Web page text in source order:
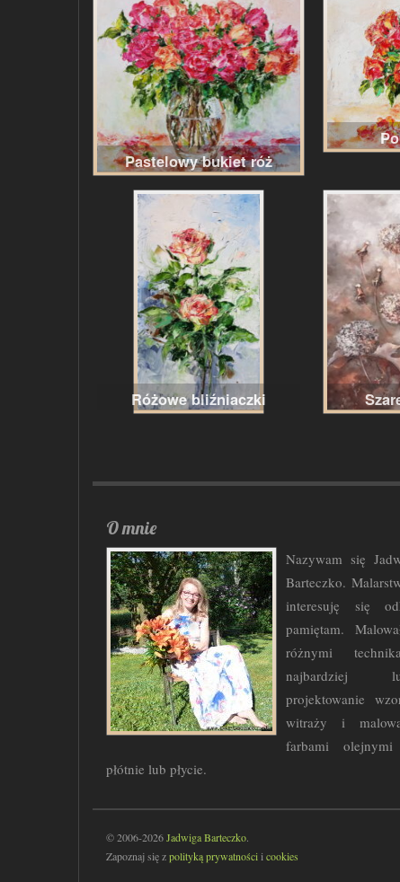
Pastelowy bukiet róż
Różowe bliźniaczki
O mnie
Nazywam się
Barteczko.
interesuję się
pamiętam.
różnymi
najbardziej
projektowanie
witraży i
farbami
płótnie lub płycie.
© 2006-2026Jadwiga Barteczko.
Zapoznaj się zpolityką prywatnościi cookies